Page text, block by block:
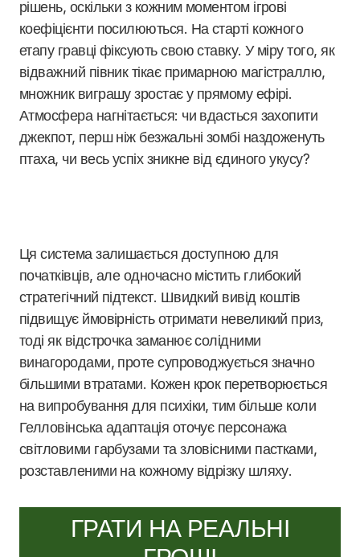
рішень, оскільки з кожним моментом ігрові
коефіцієнти посилюються. На старті кожного
етапу гравці фіксують свою ставку. У міру того, як
відважний півник тікає примарною магістраллю,
множник виграшу зростає у прямому ефірі.
Атмосфера нагнітається: чи вдасться захопити
джекпот, перш ніж безжальні зомбі наздоженуть
птаха, чи весь успіх зникне від єдиного укусу?
Ця система залишається доступною для
початківців, але одночасно містить глибокий
стратегічний підтекст. Швидкий вивід коштів
підвищує ймовірність отримати невеликий приз,
тоді як відстрочка заманює солідними
винагородами, проте супроводжується значно
більшими втратами. Кожен крок перетворюється
на випробування для психіки, тим більше коли
Гелловінська адаптація оточує персонажа
світловими гарбузами та зловісними пастками,
розставленими на кожному відрізку шляху.
ГРАТИ НА РЕАЛЬНІ